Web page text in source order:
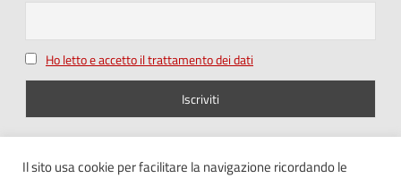
Ho letto e accetto il trattamento dei dati
SEGUICI SU
Il sito usa cookie per facilitare la navigazione ricordando le